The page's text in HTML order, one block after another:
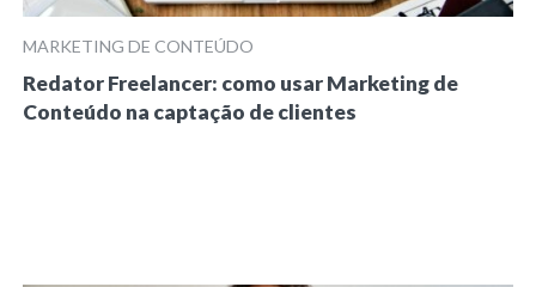
MARKETING DE CONTEÚDO
Redator Freelancer: como usar Marketing de
Conteúdo na captação de clientes